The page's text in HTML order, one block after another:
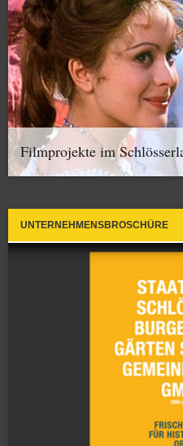
Filmprojekte im
UNTERNEHMENSBROSCHÜRE